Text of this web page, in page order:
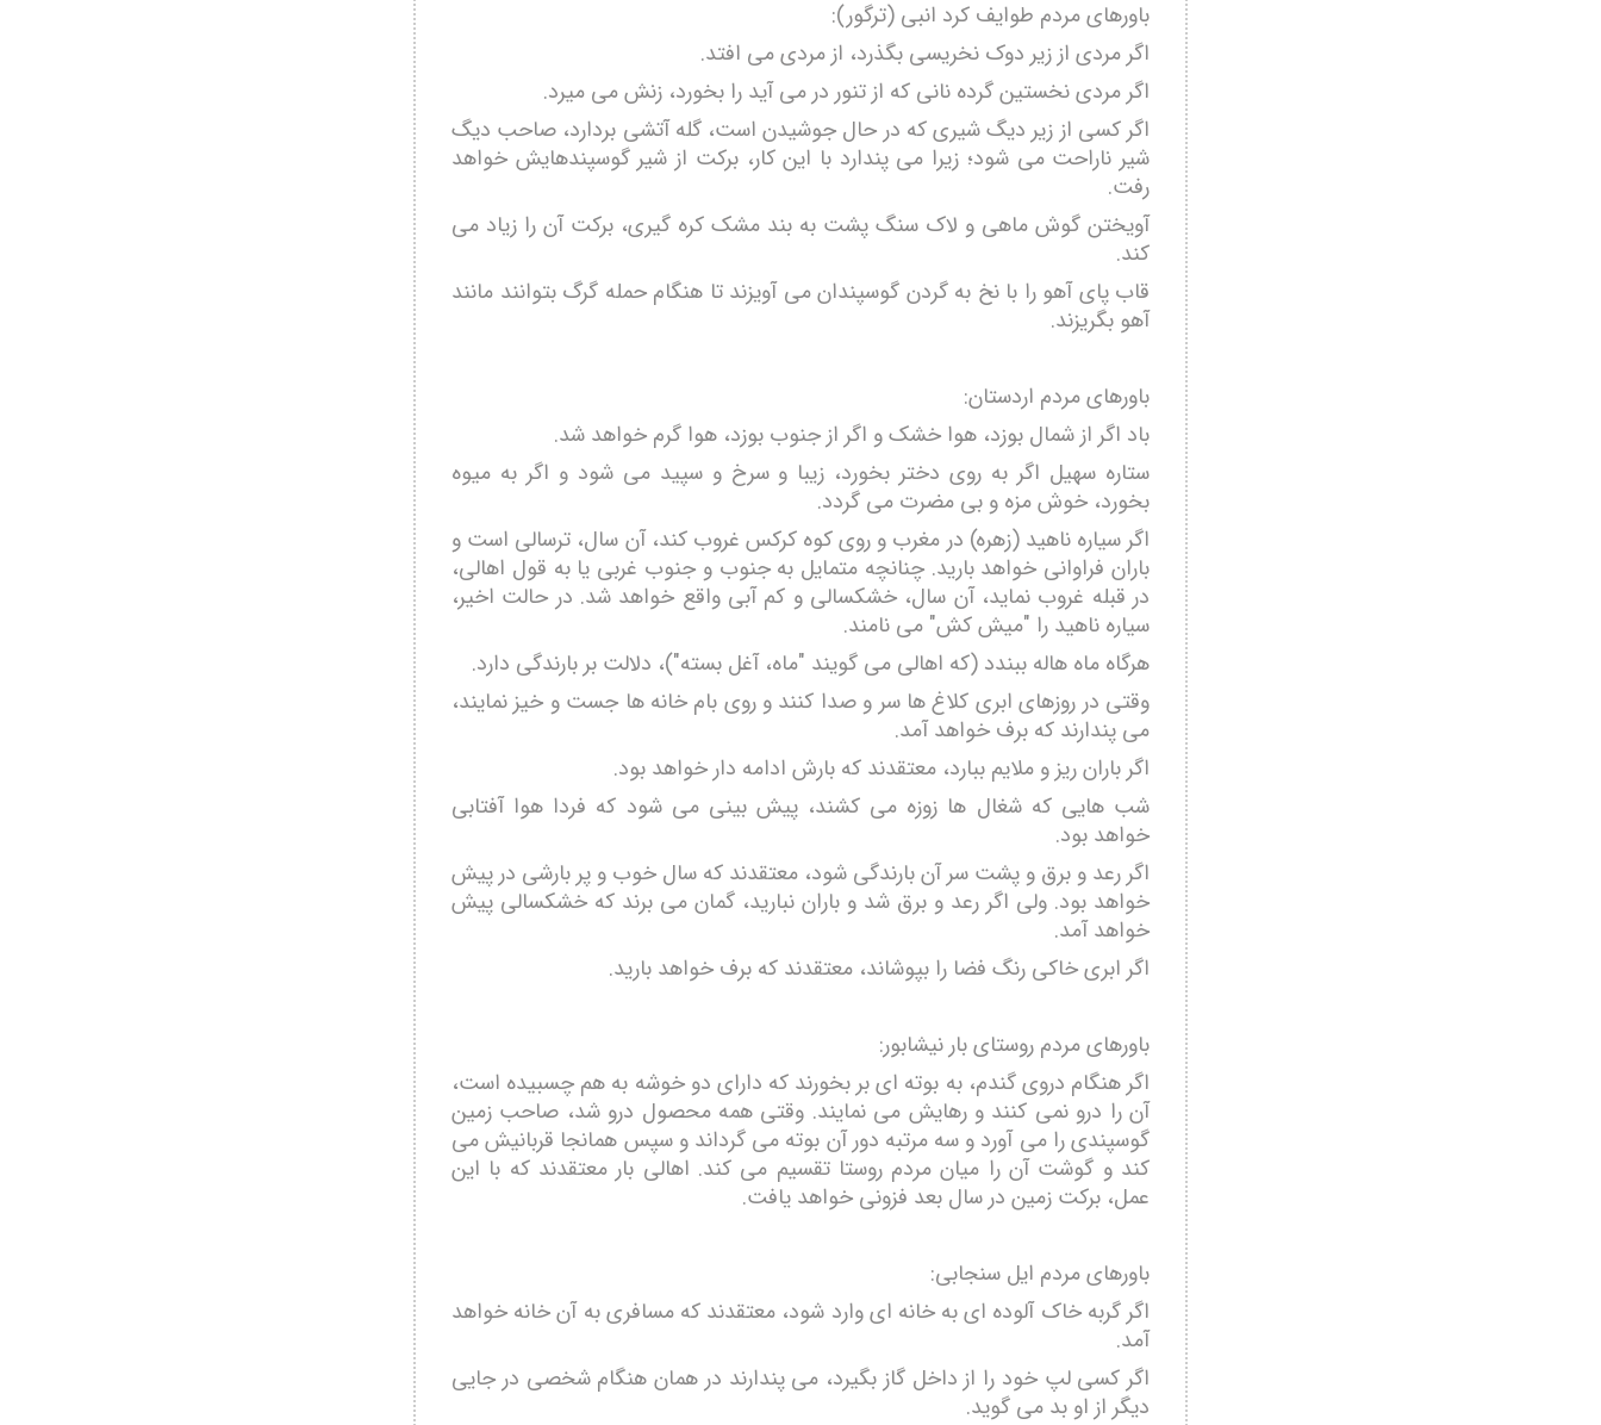
باورهای مردم طوایف کرد انبی (ترگور):
اگر مردی از زیر دوک نخریسی بگذرد، از مردی می افتد.
اگر مردی نخستین گرده نانی که از تنور در می آید را بخورد، زنش می میرد.
اگر کسی از زیر دیگ شیری که در حال جوشیدن است، گله آتشی بردارد، صاحب دیگ
شیر ناراحت می شود؛ زیرا می پندارد با این کار، برکت از شیر گوسپندهایش خواهد
رفت.
آویختن گوش ماهی و لاک سنگ پشت به بند مشک کره گیری، برکت آن را زیاد می
کند.
قاب پای آهو را با نخ به گردن گوسپندان می آویزند تا هنگام حمله گرگ بتوانند مانند
آهو بگریزند.
باورهای مردم اردستان:
باد اگر از شمال بوزد، هوا خشک و اگر از جنوب بوزد، هوا گرم خواهد شد.
ستاره سهیل اگر به روی دختر بخورد، زیبا و سرخ و سپید می شود و اگر به میوه
بخورد، خوش مزه و بی مضرت می گردد.
اگر سیاره ناهید (زهره) در مغرب و روی کوه کرکس غروب کند، آن سال، ترسالی است و
باران فراوانی خواهد بارید. چنانچه متمایل به جنوب و جنوب غربی یا به قول اهالی،
در قبله غروب نماید، آن سال، خشکسالی و کم آبی واقع خواهد شد. در حالت اخیر،
سیاره ناهید را "میش کش" می نامند.
هرگاه ماه هاله ببندد (که اهالی می گویند "ماه، آغل بسته")، دلالت بر بارندگی دارد.
وقتی در روزهای ابری کلاغ ها سر و صدا کنند و روی بام خانه ها جست و خیز نمایند،
می پندارند که برف خواهد آمد.
اگر باران ریز و ملایم ببارد، معتقدند که بارش ادامه دار خواهد بود.
شب هایی که شغال ها زوزه می کشند، پیش بینی می شود که فردا هوا آفتابی
خواهد بود.
اگر رعد و برق و پشت سر آن بارندگی شود، معتقدند که سال خوب و پر بارشی در پیش
خواهد بود. ولی اگر رعد و برق شد و باران نبارید، گمان می برند که خشکسالی پیش
خواهد آمد.
اگر ابری خاکی رنگ فضا را بپوشاند، معتقدند که برف خواهد بارید.
باورهای مردم روستای بار نیشابور:
اگر هنگام دروی گندم، به بوته ای بر بخورند که دارای دو خوشه به هم چسبیده است،
آن را درو نمی کنند و رهایش می نمایند. وقتی همه محصول درو شد، صاحب زمین
گوسپندی را می آورد و سه مرتبه دور آن بوته می گرداند و سپس همانجا قربانیش می
کند و گوشت آن را میان مردم روستا تقسیم می کند. اهالی بار معتقدند که با این
عمل، برکت زمین در سال بعد فزونی خواهد یافت.
باورهای مردم ایل سنجابی:
اگر گربه خاک آلوده ای به خانه ای وارد شود، معتقدند که مسافری به آن خانه خواهد
آمد.
اگر کسی لپ خود را از داخل گاز بگیرد، می پندارند در همان هنگام شخصی در جایی
دیگر از او بد می گوید.